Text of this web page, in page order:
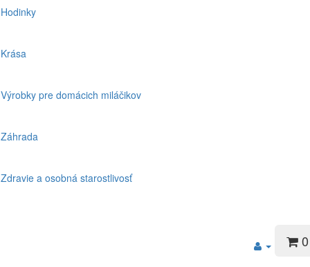
Hodinky
Krása
Výrobky pre domácich miláčikov
Záhrada
Zdravie a osobná starostlivosť
0